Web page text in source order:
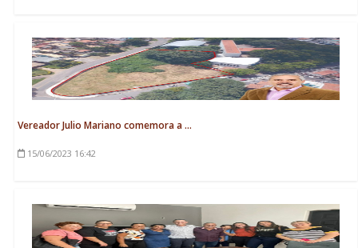
Vereador Julio Mariano comemora a ...
15/06/2023 16:42